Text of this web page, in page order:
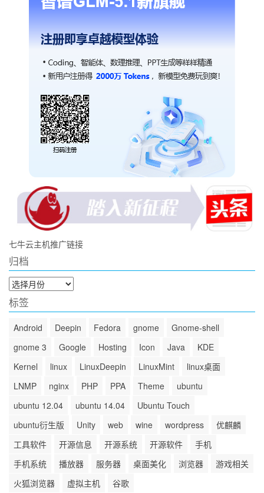
七牛云主机推广链接
归档
归
档
标签
Android Deepin Fedora gnome
Gnome-shell
gnome 3
Google Hosting Icon Java
KDE
Kernel
linux LinuxDeepin LinuxMint
linux桌面
LNMP
nginx PHP PPA Theme
ubuntu
ubuntu 12.04
ubuntu 14.04
Ubuntu Touch
ubuntu衍生版
Unity web wine wordpress
优麒麟
工具软件
开源信息 开源系统 开源软件
手机
手机系统
播放器 服务器 桌面美化 浏览器
游戏相关
火狐浏览器
虚拟主机 谷歌